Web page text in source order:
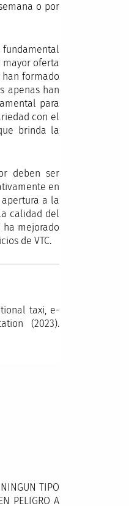
o por
fundamental
mayor oferta
han formado
apenas han
para
con el
brinda la
deben ser
en
a la
calidad del
ha mejorado
de VTC.
taxi, e-
(2023).
TIPO
PELIGRO A